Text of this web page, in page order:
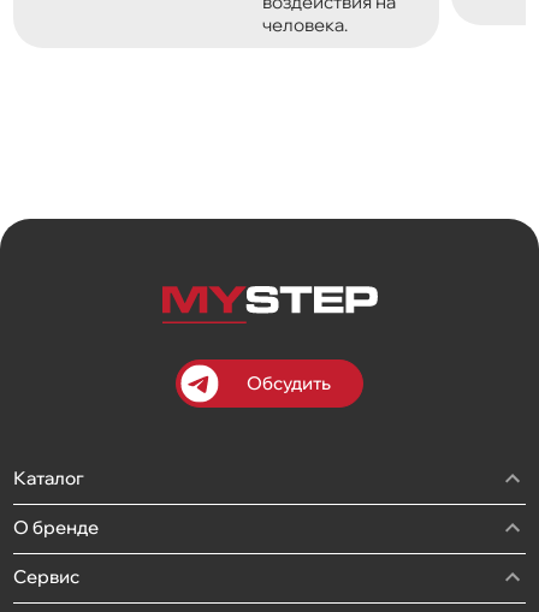
человека.
Обсудить
Каталог
О бренде
Сервис